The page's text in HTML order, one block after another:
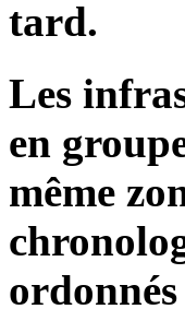
tard.
Les
en
même